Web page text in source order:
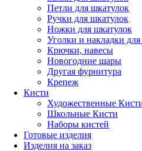
Петли для шкатулок
Ручки для шкатулок
Ножки для шкатулок
Уголки и накладки
Крючки, навесы
Новогодние шары
Другая фурнитура
Крепеж
Кисти
Художественные
Школьные Кисти
Наборы кистей
Готовые изделия
Изделия на заказ